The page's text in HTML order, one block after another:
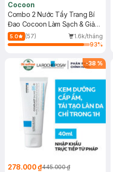
Cocoon
Combo 2 Nước Tẩy Trang Bí
Đao Cocoon Làm Sạch & Giảm
Dầu 500ml
5.0 (57)
1.6k/tháng
93%
-38 %
278.000 ₫445.000 ₫